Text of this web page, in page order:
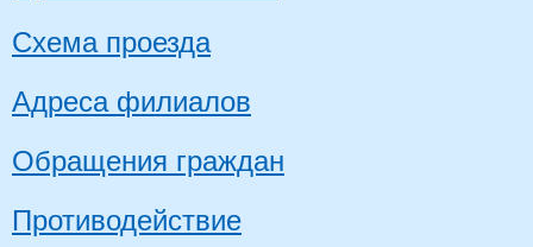
Схема проезда
Адреса филиалов
Обращения граждан
Противодействие